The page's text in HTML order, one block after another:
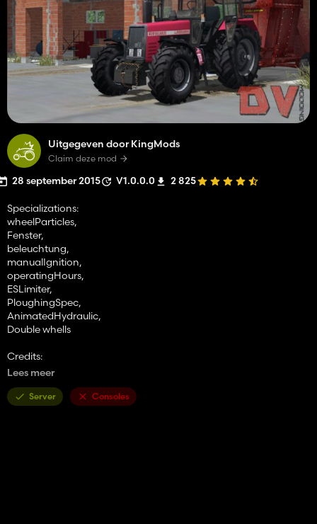
Uitgegeven door KingMods
Claim deze mod
28 september 2015 V1.0.0.0 2 825
Specializations:
wheelParticles,
Fenster,
beleuchtung,
manualIgnition,
operatingHours,
ESLimiter,
PloughingSpec,
AnimatedHydraulic,
Double whells
Credits:
Model: Gedis141,ModBoys
Edit:DV Modding
Lees meer
Server Consoles